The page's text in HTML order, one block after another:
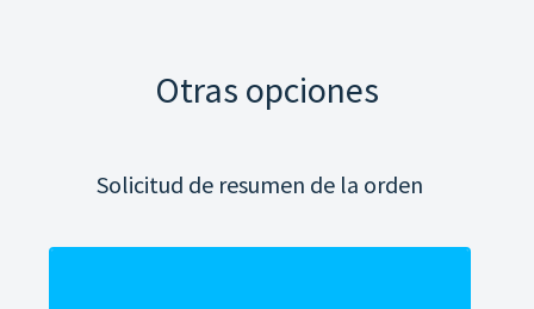
Otras opciones
Solicitud de resumen de la orden